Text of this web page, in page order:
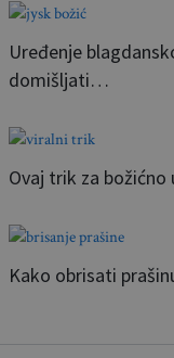
Uređenje
domišljati…
Ovaj trik za
Kako obrisati